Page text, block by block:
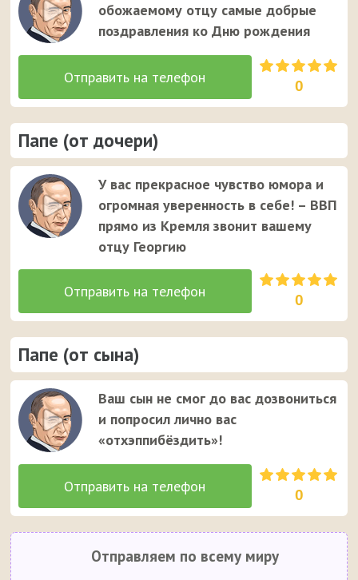
обожаемому отцу самые добрые
поздравления ко Дню рождения
0
Папе (от дочери)
У вас прекрасное чувство юмора и
огромная уверенность в себе! – ВВП
прямо из Кремля звонит вашему
отцу Георгию
0
Папе (от сына)
Ваш сын не смог до вас дозвониться
и попросил лично вас
«отхэппибёздить»!
0
Отправляем по всему миру